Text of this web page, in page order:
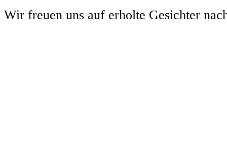
Wir freuen uns auf erholte Gesichter